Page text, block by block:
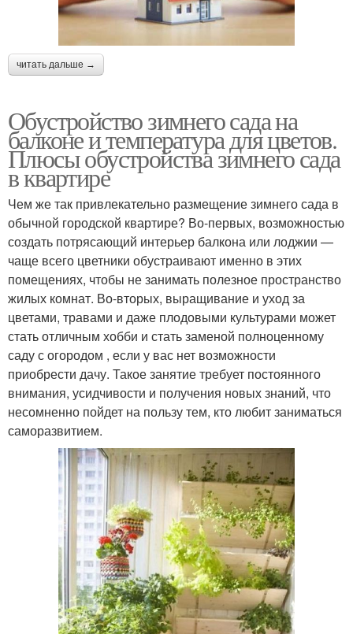
читать дальше →
Обустройство зимнего сада на
балконе и температура для цветов.
Плюсы обустройства зимнего сада
в квартире
Чем же так привлекательно размещение зимнего сада в
обычной городской квартире? Во-первых, возможностью
создать потрясающий интерьер балкона или лоджии —
чаще всего цветники обустраивают именно в этих
помещениях, чтобы не занимать полезное пространство
жилых комнат. Во-вторых, выращивание и уход за
цветами, травами и даже плодовыми культурами может
стать отличным хобби и стать заменой полноценному
саду с огородом , если у вас нет возможности
приобрести дачу. Такое занятие требует постоянного
внимания, усидчивости и получения новых знаний, что
несомненно пойдет на пользу тем, кто любит заниматься
саморазвитием.